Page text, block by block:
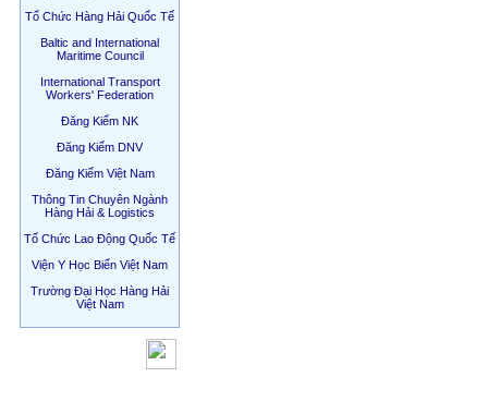
Tổ Chức Hàng Hải Quốc Tế
Baltic and International
Maritime Council
International Transport
Workers' Federation
Đăng Kiểm NK
Đăng Kiểm DNV
Đăng Kiểm Việt Nam
Thông Tin Chuyên Ngành
Hàng Hải & Logistics
Tổ Chức Lao Động Quốc Tế
Viện Y Học Biển Việt Nam
Trường Đại Học Hàng Hải
Việt Nam